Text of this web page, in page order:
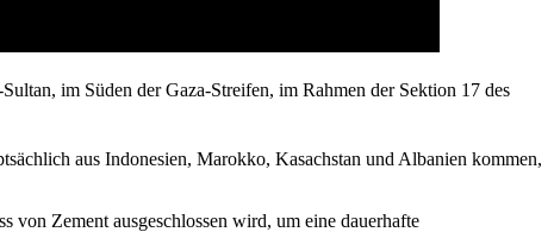
im Süden der Gaza-Streifen, im Rahmen der Sektion 17 des
aus Indonesien, Marokko, Kasachstan und Albanien kommen,
von Zement ausgeschlossen wird, um eine dauerhafte